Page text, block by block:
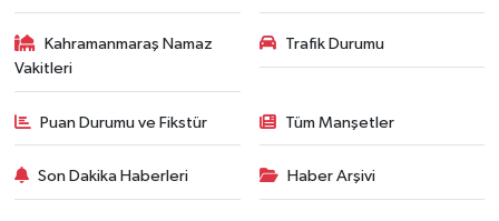
Kahramanmaraş Namaz
Vakitleri
Trafik Durumu
Puan Durumu ve Fikstür Tüm Manşetler
Son Dakika Haberleri Haber Arşivi